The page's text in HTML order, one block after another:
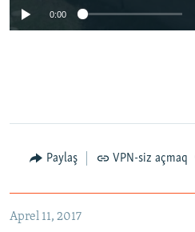
0:00
Paylaş VPN-siz açmaq
Aprel 11, 2017